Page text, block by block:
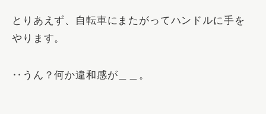
とりあえず、自転車にまたがってハンドルに手を
やります。
‥うん？何か違和感が＿＿。